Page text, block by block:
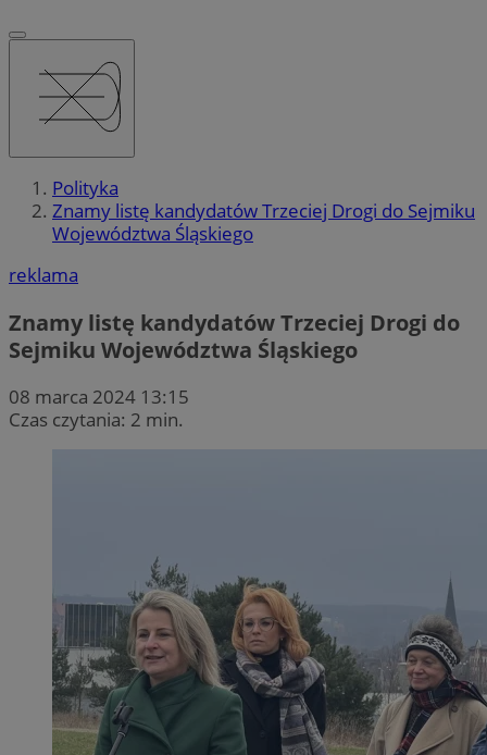
Polityka
Znamy listę kandydatów Trzeciej Drogi do Sejmiku
Województwa Śląskiego
reklama
Znamy listę kandydatów Trzeciej Drogi do
Sejmiku Województwa Śląskiego
08 marca 2024 13:15
Czas czytania: 2 min.